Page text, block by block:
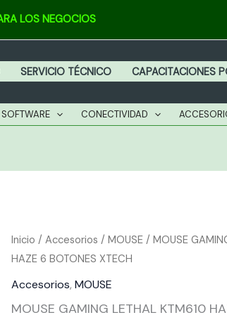
LOS NEGOCIOS
SERVICIO TÉCNICO CAPACITACIONES
SOFTWARE CONECTIVIDAD
Inicio /Accesorios /MOUSE / MOUSE
HAZE 6 BOTONES XTECH
Accesorios,MOUSE
MOUSE GAMING LETHAL KTM610
MOUSE
GAMING
LETHAL
KTM610
HAZE
6
BOTONES
XTECH
cantidad